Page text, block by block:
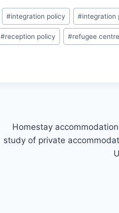
#integration policy #integration
#reception policy #refugee
Homestay
study of private